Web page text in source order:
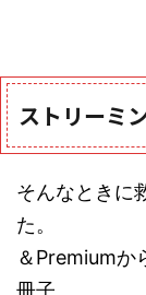
ストリーミ
そんなときに
た。
＆Premiumか
冊子